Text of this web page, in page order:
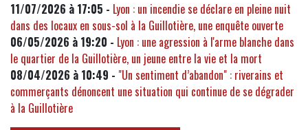
11/07/2026 à 17:05 - Lyon : un incendie se déclare en pleine nuit
dans des locaux en sous-sol à la Guillotière, une enquête ouverte
06/05/2026 à 19:20 - Lyon : une agression à l'arme blanche dans
le quartier de la Guillotière, un jeune entre la vie et la mort
08/04/2026 à 10:49 - "Un sentiment d’abandon" : riverains et
commerçants dénoncent une situation qui continue de se dégrader
à la Guillotière